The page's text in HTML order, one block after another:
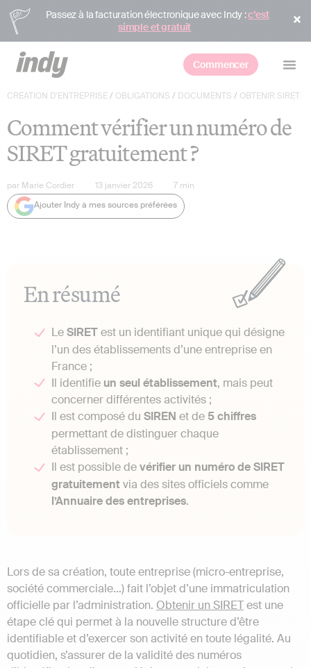
Passez à la facturation électronique avec Indy :c’est
simple et gratuit
Commencer
CRÉATION D'ENTREPRISE/ OBLIGATIONS / DOCUMENTS / OBTENIR SIRET
Comment vérifier un numéro de
SIRET gratuitement ?
par Marie Cordier 13 janvier 2026 7 min
Ajouter Indy à mes sources préférées
En résumé
LeSIRETest un identifiant unique qui désigne
l’un des établissements d’une entreprise en
France ;
Il identifie un seul établissement, mais peut
concerner différentes activités ;
Il est composé du SIREN et de 5 chiffres
permettant de distinguer chaque
établissement ;
Il est possible devérifier un numéro de SIRET
gratuitementvia des sites officiels comme
l’Annuaire des entreprises.
Lors de sa création, toute entreprise (micro-entreprise,
société commerciale…) fait l’objet d’une immatriculation
officielle par l’administration. Obtenir un SIRETest une
étape clé qui permet à la nouvelle structure d’être
identifiable et d’exercer son activité en toute légalité. Au
quotidien, s’assurer de la validité des numéros